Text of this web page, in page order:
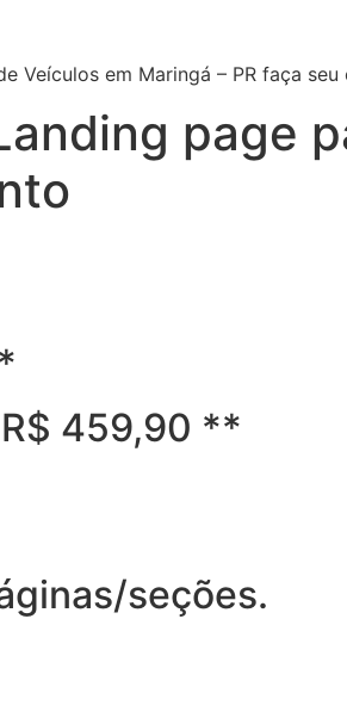
Veículos em Maringá – PR faça seu
page
459,90 **
seções.